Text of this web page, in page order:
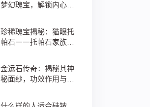
梦幻瑰宝，解锁内心宁
珍稀瑰宝揭秘：猫眼托
帕石——托帕石家族中
金运石传奇：揭秘其神
秘面纱，功效作用与搭